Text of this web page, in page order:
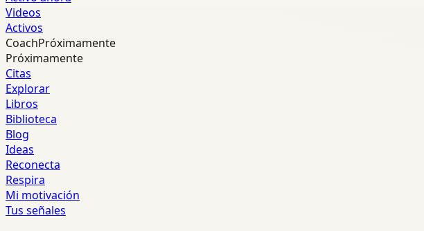
Videos
Activos
CoachPróximamente
Próximamente
Citas
Explorar
Libros
Biblioteca
Blog
Ideas
Reconecta
Respira
Mi motivación
Tus señales